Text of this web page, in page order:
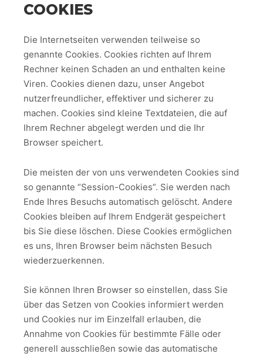
COOKIES
Die Internetseiten verwenden teilweise so
genannte Cookies. Cookies richten auf Ihrem
Rechner keinen Schaden an und enthalten keine
Viren. Cookies dienen dazu, unser Angebot
nutzerfreundlicher, effektiver und sicherer zu
machen. Cookies sind kleine Textdateien, die auf
Ihrem Rechner abgelegt werden und die Ihr
Browser speichert.
Die meisten der von uns verwendeten Cookies sind
so genannte “Session-Cookies”. Sie werden nach
Ende Ihres Besuchs automatisch gelöscht. Andere
Cookies bleiben auf Ihrem Endgerät gespeichert
bis Sie diese löschen. Diese Cookies ermöglichen
es uns, Ihren Browser beim nächsten Besuch
wiederzuerkennen.
Sie können Ihren Browser so einstellen, dass Sie
über das Setzen von Cookies informiert werden
und Cookies nur im Einzelfall erlauben, die
Annahme von Cookies für bestimmte Fälle oder
generell ausschließen sowie das automatische